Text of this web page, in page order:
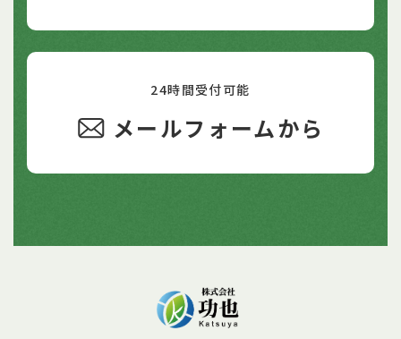
24時間受付可能
メールフォームから